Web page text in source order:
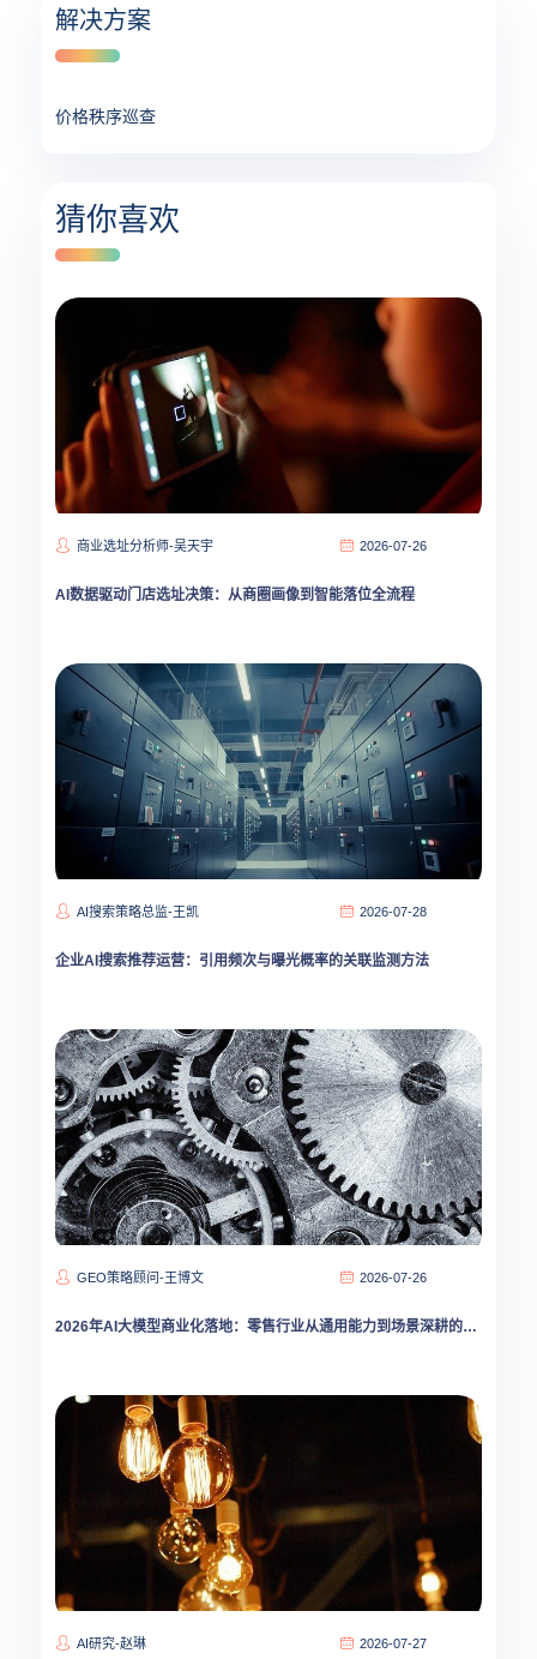
解决方案
价格秩序巡查
猜你喜欢
商业选址分析师-吴天宇 2026-07-26
AI数据驱动门店选址决策：从商圈画像到智能落位全流程
AI搜索策略总监-王凯 2026-07-28
企业AI搜索推荐运营：引用频次与曝光概率的关联监测方法
GEO策略顾问-王博文 2026-07-26
2026年AI大模型商业化落地：零售行业从通用能力到场景深耕的转型路径
AI研究-赵琳 2026-07-27